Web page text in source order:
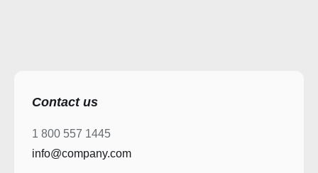
Contact us
1 800 557 1445
info@company.com